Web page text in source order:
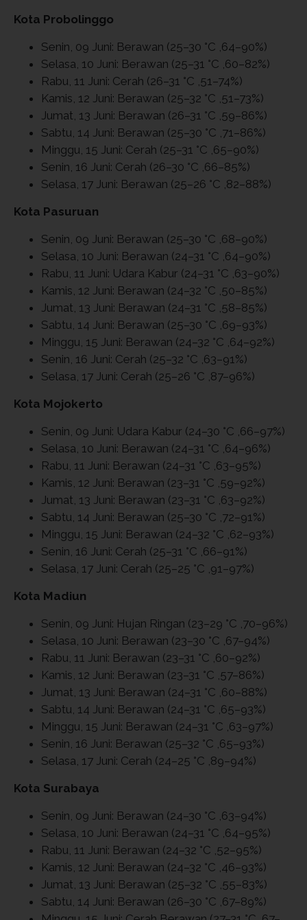
Kota Probolinggo
Senin, 09 Juni: Berawan (25–30 °C ,64–90%)
Selasa, 10 Juni: Berawan (25–31 °C ,60–82%)
Rabu, 11 Juni: Cerah (26–31 °C ,51–74%)
Kamis, 12 Juni: Berawan (25–32 °C ,51–73%)
Jumat, 13 Juni: Berawan (26–31 °C ,59–86%)
Sabtu, 14 Juni: Berawan (25–30 °C ,71–86%)
Minggu, 15 Juni: Cerah (25–31 °C ,65–90%)
Senin, 16 Juni: Cerah (26–30 °C ,66–85%)
Selasa, 17 Juni: Berawan (25–26 °C ,82–88%)
Kota Pasuruan
Senin, 09 Juni: Berawan (25–30 °C ,68–90%)
Selasa, 10 Juni: Berawan (24–31 °C ,64–90%)
Rabu, 11 Juni: Udara Kabur (24–31 °C ,63–90%)
Kamis, 12 Juni: Berawan (24–32 °C ,50–85%)
Jumat, 13 Juni: Berawan (24–31 °C ,58–85%)
Sabtu, 14 Juni: Berawan (25–30 °C ,69–93%)
Minggu, 15 Juni: Berawan (24–32 °C ,64–92%)
Senin, 16 Juni: Cerah (25–32 °C ,63–91%)
Selasa, 17 Juni: Cerah (25–26 °C ,87–96%)
Kota Mojokerto
Senin, 09 Juni: Udara Kabur (24–30 °C ,66–97%)
Selasa, 10 Juni: Berawan (24–31 °C ,64–96%)
Rabu, 11 Juni: Berawan (24–31 °C ,63–95%)
Kamis, 12 Juni: Berawan (23–31 °C ,59–92%)
Jumat, 13 Juni: Berawan (23–31 °C ,63–92%)
Sabtu, 14 Juni: Berawan (25–30 °C ,72–91%)
Minggu, 15 Juni: Berawan (24–32 °C ,62–93%)
Senin, 16 Juni: Cerah (25–31 °C ,66–91%)
Selasa, 17 Juni: Cerah (25–25 °C ,91–97%)
Kota Madiun
Senin, 09 Juni: Hujan Ringan (23–29 °C ,70–96%)
Selasa, 10 Juni: Berawan (23–30 °C ,67–94%)
Rabu, 11 Juni: Berawan (23–31 °C ,60–92%)
Kamis, 12 Juni: Berawan (23–31 °C ,57–86%)
Jumat, 13 Juni: Berawan (24–31 °C ,60–88%)
Sabtu, 14 Juni: Berawan (24–31 °C ,65–93%)
Minggu, 15 Juni: Berawan (24–31 °C ,63–97%)
Senin, 16 Juni: Berawan (25–32 °C ,65–93%)
Selasa, 17 Juni: Cerah (24–25 °C ,89–94%)
Kota Surabaya
Senin, 09 Juni: Berawan (24–30 °C ,63–94%)
Selasa, 10 Juni: Berawan (24–31 °C ,64–95%)
Rabu, 11 Juni: Berawan (24–32 °C ,52–95%)
Kamis, 12 Juni: Berawan (24–32 °C ,46–93%)
Jumat, 13 Juni: Berawan (25–32 °C ,55–83%)
Sabtu, 14 Juni: Berawan (26–30 °C ,67–89%)